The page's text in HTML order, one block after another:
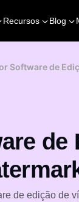
Recursos Blog
Software de
de
de edição de